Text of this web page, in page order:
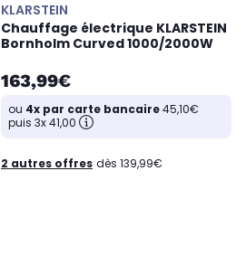
KLARSTEIN
Chauffage électrique KLARSTEIN
Bornholm Curved 1000/2000W
163,99€
ou 4x par carte bancaire45,10€
puis 3x 41,00
2 autres offres dès 139,99€